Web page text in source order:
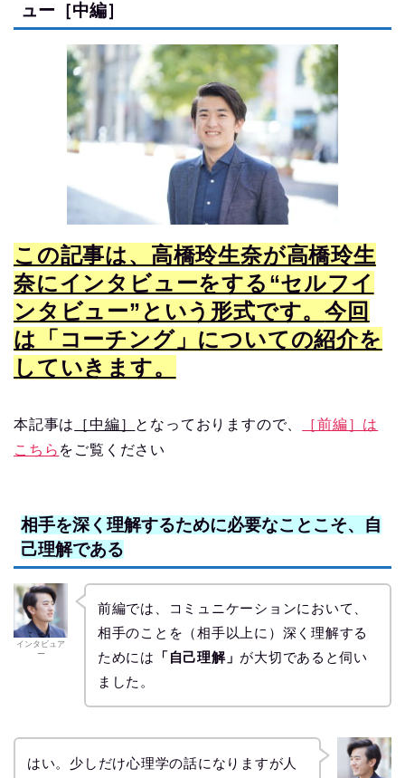
ュー［中編］
この記事は、高橋玲生奈が高橋玲生
奈にインタビューをする“セルフイ
ンタビュー”という形式です。今回
は「コーチング」についての紹介を
していきます。
本記事は ［中編］ となっておりますので、
［前編］は
こちら をご覧ください
相手を深く理解するために必要なことこそ、自
己理解である
インタビュア
ー
前編では、コミュニケーションにおいて、
相手のことを（相手以上に）深く理解する
ためには
「自己理解」 が大切であると伺い
ました。
はい。少しだけ心理学の話になりますが人